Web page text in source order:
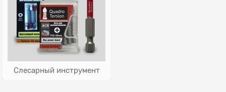
Слесарный инструмент